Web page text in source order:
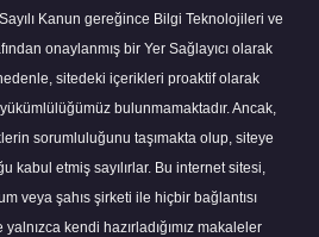
Kanun gereğince Bilgi Teknolojileri ve
onaylanmış bir Yer Sağlayıcı olarak
sitedeki içerikleri proaktif olarak
bulunmamaktadır. Ancak,
sorumluluğunu taşımakta olup, siteye
kabul etmiş sayılırlar. Bu internet sitesi,
veya şahıs şirketi ile hiçbir bağlantısı
kendi hazırladığımız makaleler